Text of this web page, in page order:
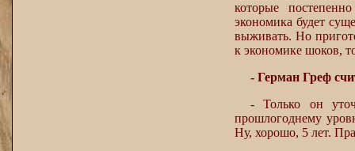
которые
экономика будет
выживать. Но
к экономике шоков,
- Герман Греф
- Только он
прошлогоднему
Ну, хорошо, 5 лет.